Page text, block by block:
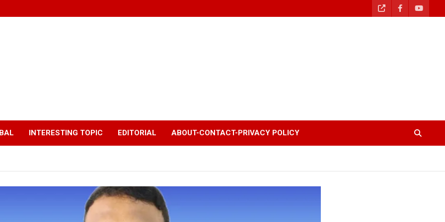
INTERESTING TOPIC EDITORIAL ABOUT-CONTACT-PRIVACY POLICY